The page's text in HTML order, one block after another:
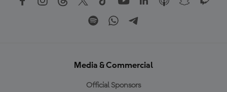
Media & Commercial
Official Sponsors